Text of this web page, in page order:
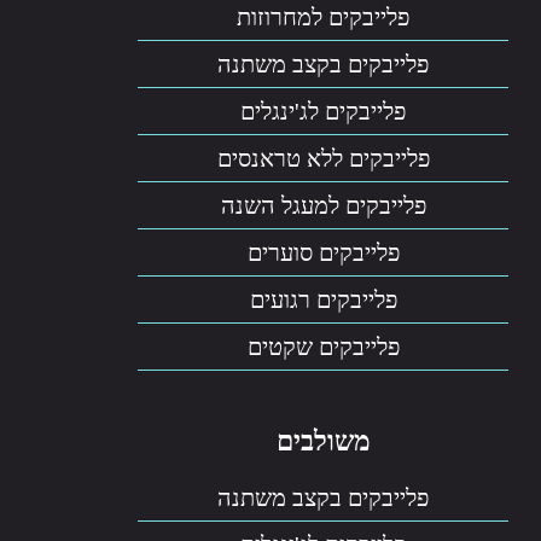
פלייבקים למחרוזות
פלייבקים בקצב משתנה
פלייבקים לג'ינגלים
פלייבקים ללא טראנסים
פלייבקים למעגל השנה
פלייבקים סוערים
פלייבקים רגועים
פלייבקים שקטים
משולבים
פלייבקים בקצב משתנה